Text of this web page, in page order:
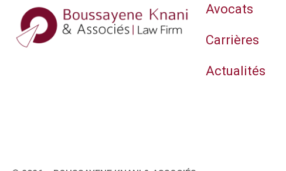
Avocats
Carrières
Actualités